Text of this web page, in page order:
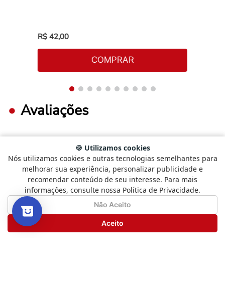
R$ 42,00
COMPRAR
Avaliações
FAÇA LOGIN PARA ESCREVER UMA AVALIAÇÃO.
Mais recentes Todos
Carregando avaliações…
🍪 Utilizamos cookies
Nós utilizamos cookies e outras tecnologias semelhantes para
melhorar sua experiência, personalizar publicidade e
recomendar conteúdo de seu interesse. Para mais
informações, consulte nossa Política de Privacidade.
Não Aceito
Aceito
Como está sendo sua experiência?
Selecione
uma
opção
a
5
Não Satisfeito
Seguinte